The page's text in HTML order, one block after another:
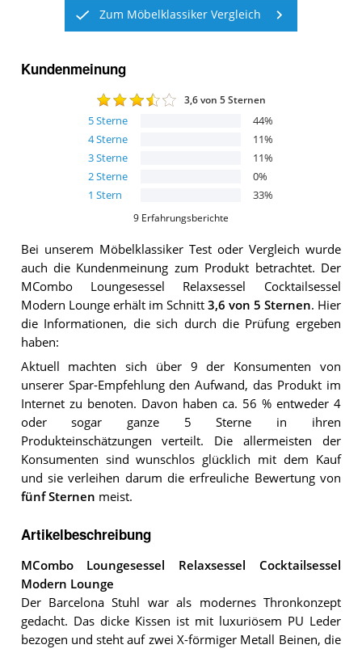
Zum Möbelklassiker Vergleich
Kundenmeinung
3,6von 5 Sternen
5Sterne 44%
4Sterne 11%
3Sterne 11%
2Sterne 0%
1 Stern 33%
9 Erfahrungsberichte
Bei unserem MöbelklassikerTest oder Vergleich wurde
auch die Kundenmeinung zum Produkt betrachtet. Der
MCombo Loungesessel Relaxsessel Cocktailsessel
Modern Loungeerhält im Schnitt 3,6 von 5 Sternen. Hier
die Informationen, die sich durch die Prüfung ergeben
haben:
Aktuell machten sich über 9 der Konsumenten von
unserer Spar-Empfehlung den Aufwand, das Produkt im
Internet zu benoten. Davon haben ca. 56 % entweder 4
oder sogar ganze 5 Sterne in ihren
Produkteinschätzungen verteilt. Die allermeisten der
Konsumenten sind wunschlos glücklich mit dem Kauf
und sie verleihen darum die erfreuliche Bewertung von
fünf Sternen meist.
Artikelbeschreibung
MCombo Loungesessel Relaxsessel Cocktailsessel
Modern Lounge
Der Barcelona Stuhl war als modernes Thronkonzept
gedacht. Das dicke Kissen ist mit luxuriösem PU Leder
bezogen und steht auf zwei X-förmiger Metall Beinen, die